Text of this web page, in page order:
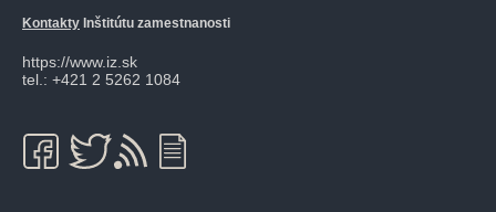
Kontakty Inštitútu zamestnanosti
https://www.iz.sk
tel.: +421 2 5262 1084